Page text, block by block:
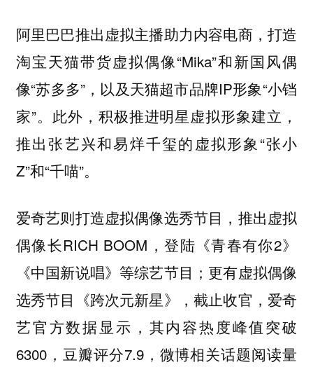
阿里巴巴推出虚拟主播助力内容电商，打造
淘宝天猫带货虚拟偶像“Mika”和新国风偶
像“苏多多”，以及天猫超市品牌IP形象“小铛
家”。此外，积极推进明星虚拟形象建立，
推出张艺兴和易烊千玺的虚拟形象“张小
Z”和“千喵”。
爱奇艺则打造虚拟偶像选秀节目，推出虚拟
偶像长RICH BOOM，登陆《青春有你2》
《中国新说唱》等综艺节目；更有虚拟偶像
选秀节目《跨次元新星》，截止收官，爱奇
艺官方数据显示，其内容热度峰值突破
6300，豆瓣评分7.9，微博相关话题阅读量